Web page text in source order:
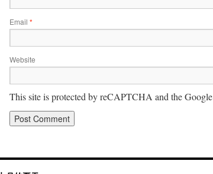
Email *
Website
This site is protected by reCAPTCHA and the Google